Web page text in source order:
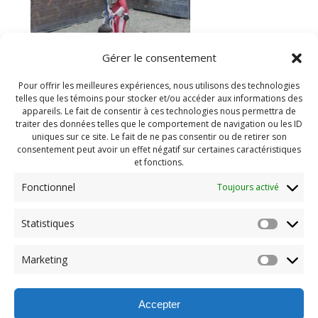
Gérer le consentement
Pour offrir les meilleures expériences, nous utilisons des technologies
telles que les témoins pour stocker et/ou accéder aux informations des
appareils. Le fait de consentir à ces technologies nous permettra de
traiter des données telles que le comportement de navigation ou les ID
uniques sur ce site. Le fait de ne pas consentir ou de retirer son
consentement peut avoir un effet négatif sur certaines caractéristiques
et fonctions.
Fonctionnel Toujours activé
Statistiques
Marketing
Accepter
Navigation
de
l'article
Previous:
post: